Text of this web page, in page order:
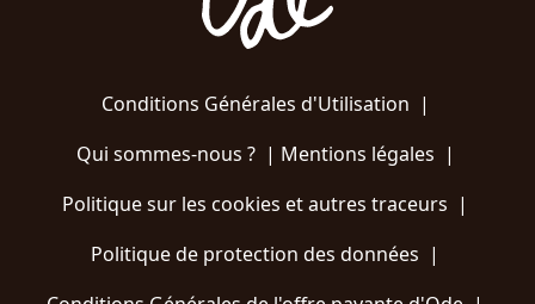
Conditions Générales d'Utilisation |
Qui sommes-nous ?| Mentions légales |
Politique sur les cookies et autres traceurs |
Politique de protection des données |